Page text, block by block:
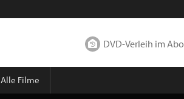
DVD-Verleih im Abo
Alle Filme